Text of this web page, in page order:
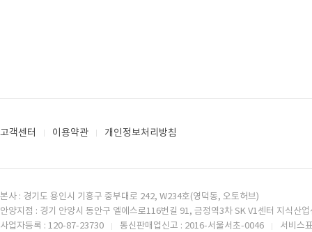
고객센터 이용약관 개인정보처리방침
본사 : 경기도 용인시 기흥구 중부대로 242, W234호(영덕동, 오토허브)
안양지점 : 경기 안양시 동안구 엘에스로116번길 91, 금정역3차 SK V1센터 지식산
사업자등록 : 120-87-23730
통신판매업신고 : 2016-서울서초-0046
서비스